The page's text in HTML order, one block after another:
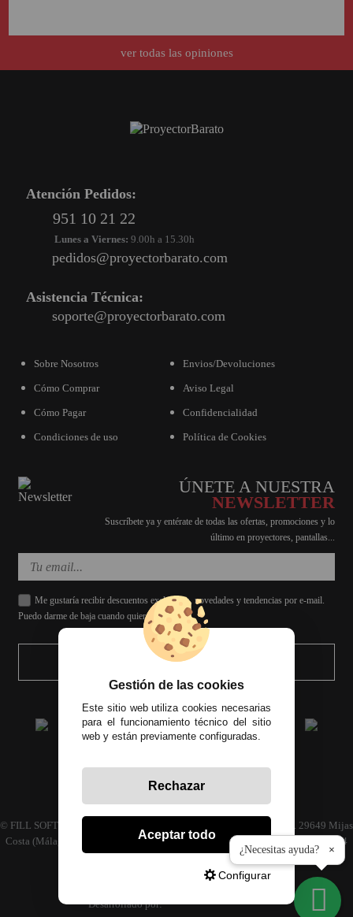
ver todas las opiniones
Atención Pedidos:
951 10 21 22
Lunes a Viernes: 9.00h a 15.30h
pedidos@proyectorbarato.com
Asistencia Técnica:
soporte@proyectorbarato.com
Sobre Nosotros
Cómo Comprar
Cómo Pagar
Condiciones de uso
Envios/Devoluciones
Aviso Legal
Confidencialidad
Política de Cookies
ÚNETE A NUESTRA
NEWSLETTER
Suscríbete ya y entérate de todas las ofertas, promociones y lo
último en proyectores, pantallas...
Me gustaría recibir descuentos exclusivos, novedades y tendencias por e-mail.
Puedo darme de baja cuando quiera.
ENVIAR
Desarrollado por:
© FILL SOFT S.L., CIF: B93024339 C/ Archidona naves 30 y 32, C.P. 29649 Mijas
Costa (Málaga) | Empresa inscrita en el registro mercantil tomo 4686 Libro 3594
folio 110
¿Necesitas ayuda? ×
Gestión de las cookies
Este sitio web utiliza cookies necesarias
para el funcionamiento técnico del sitio
web y están previamente configuradas.
Rechazar
Aceptar todo
Configurar